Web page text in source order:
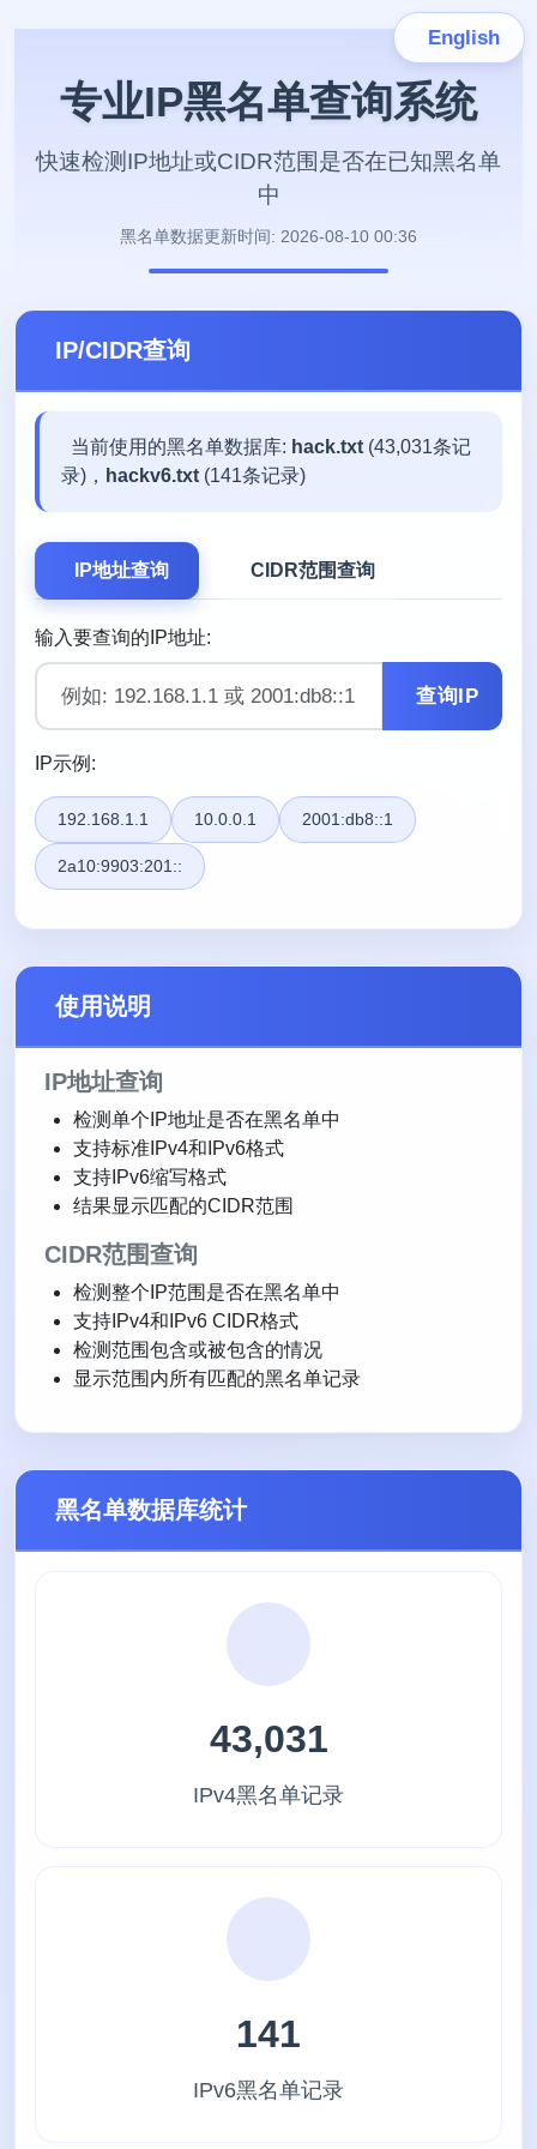
English
专业IP黑名单查询系统
快速检测IP地址或CIDR范围是否在已知黑名单
中
黑名单数据更新时间: 2026-08-10 00:36
IP/CIDR查询
当前使用的黑名单数据库: hack.txt (43,031条记
录)， hackv6.txt (141条记录)
IP地址查询 CIDR范围查询
输入要查询的IP地址:
查询IP
IP示例:
192.168.1.1 10.0.0.1 2001:db8::1
2a10:9903:201::
使用说明
IP地址查询
检测单个IP地址是否在黑名单中
支持标准IPv4和IPv6格式
支持IPv6缩写格式
结果显示匹配的CIDR范围
CIDR范围查询
检测整个IP范围是否在黑名单中
支持IPv4和IPv6 CIDR格式
检测范围包含或被包含的情况
显示范围内所有匹配的黑名单记录
黑名单数据库统计
43,031
IPv4黑名单记录
141
IPv6黑名单记录